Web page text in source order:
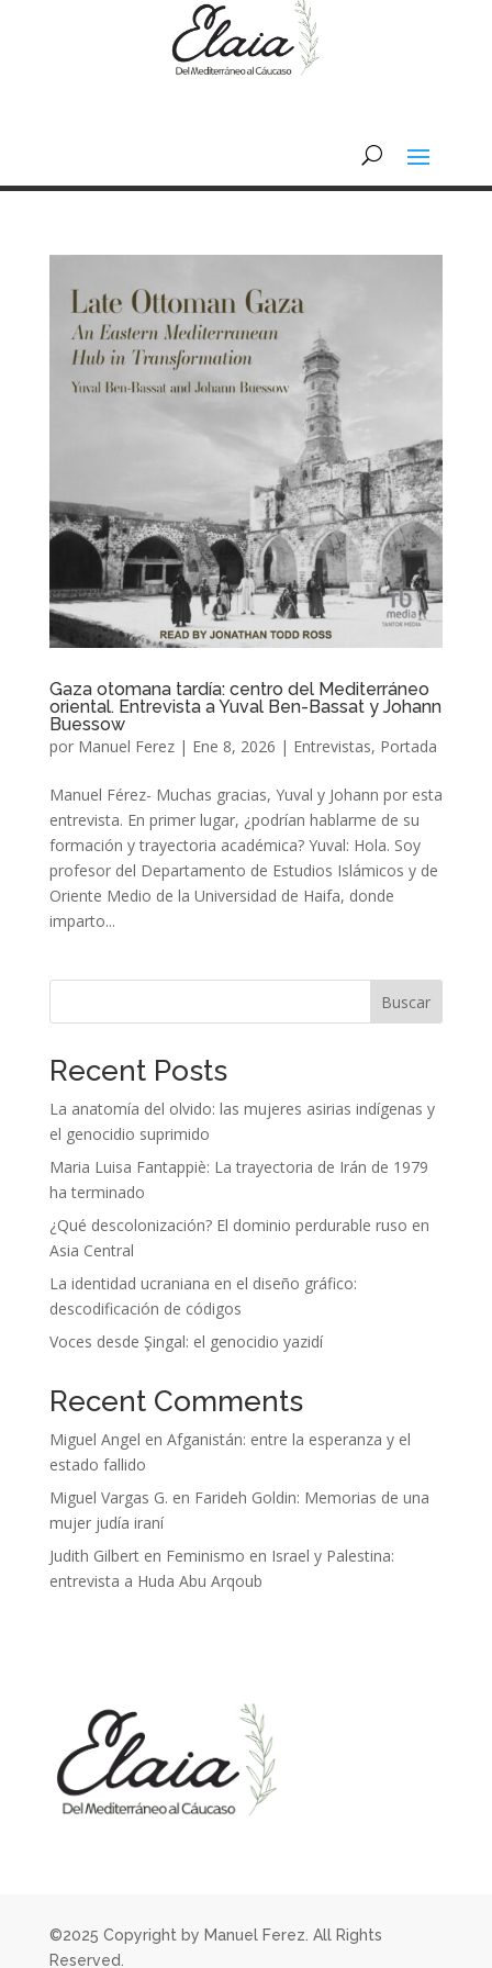
Gaza otomana tardía: centro del Mediterráneo
oriental. Entrevista a Yuval Ben-Bassat y Johann
Buessow
por Manuel Ferez| Ene 8, 2026 | Entrevistas, Portada
Manuel Férez- Muchas gracias, Yuval y Johann por esta
entrevista. En primer lugar, ¿podrían hablarme de su
formación y trayectoria académica? Yuval: Hola. Soy
profesor del Departamento de Estudios Islámicos y de
Oriente Medio de la Universidad de Haifa, donde
imparto...
Buscar
Recent Posts
La anatomía del olvido: las mujeres asirias indígenas y
el genocidio suprimido
Maria Luisa Fantappiè: La trayectoria de Irán de 1979
ha terminado
¿Qué descolonización? El dominio perdurable ruso en
Asia Central
La identidad ucraniana en el diseño gráfico:
descodificación de códigos
Voces desde Şingal: el genocidio yazidí
Recent Comments
Miguel Angel en Afganistán: entre la esperanza y el
estado fallido
Miguel Vargas G. en Farideh Goldin: Memorias de una
mujer judía iraní
Judith Gilberten Feminismo en Israel y Palestina:
entrevista a Huda Abu Arqoub
©2025 Copyright by Manuel Ferez. All Rights
Reserved.